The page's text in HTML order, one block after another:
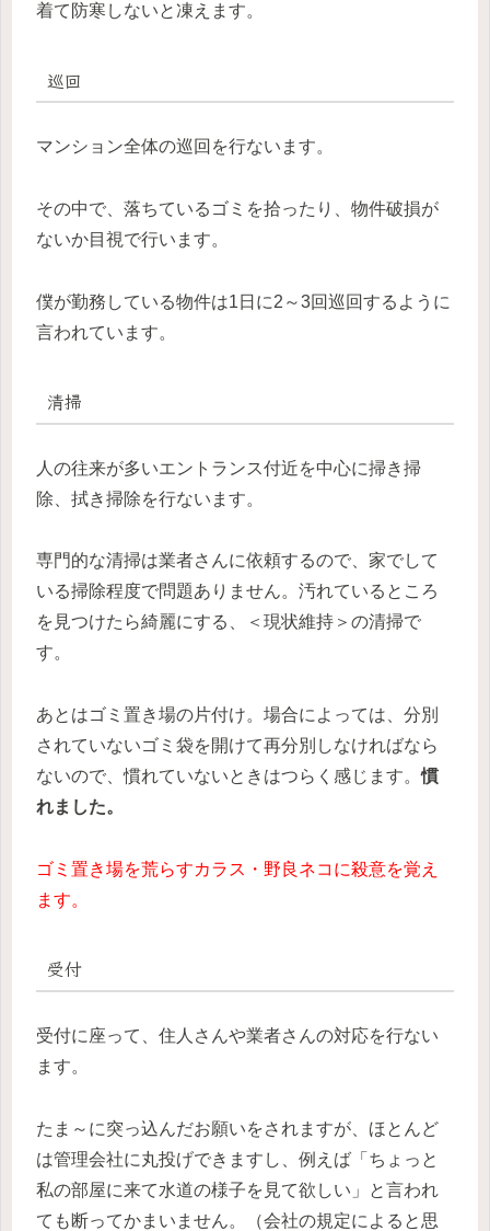
着て防寒しないと凍えます。
巡回
マンション全体の巡回を行ないます。
その中で、落ちているゴミを拾ったり、物件破損が
ないか目視で行います。
僕が勤務している物件は1日に2～3回巡回するように
言われています。
清掃
人の往来が多いエントランス付近を中心に掃き掃
除、拭き掃除を行ないます。
専門的な清掃は業者さんに依頼するので、家でして
いる掃除程度で問題ありません。汚れているところ
を見つけたら綺麗にする、＜現状維持＞の清掃で
す。
あとはゴミ置き場の片付け。場合によっては、分別
されていないゴミ袋を開けて再分別しなければなら
ないので、慣れていないときはつらく感じます。慣
れました。
ゴミ置き場を荒らすカラス・野良ネコに殺意を覚え
ます。
受付
受付に座って、住人さんや業者さんの対応を行ない
ます。
たま～に突っ込んだお願いをされますが、ほとんど
は管理会社に丸投げできますし、例えば「ちょっと
私の部屋に来て水道の様子を見て欲しい」と言われ
ても断ってかまいません。（会社の規定によると思